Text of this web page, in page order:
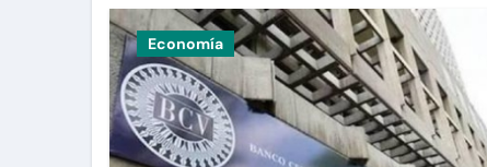
Economía